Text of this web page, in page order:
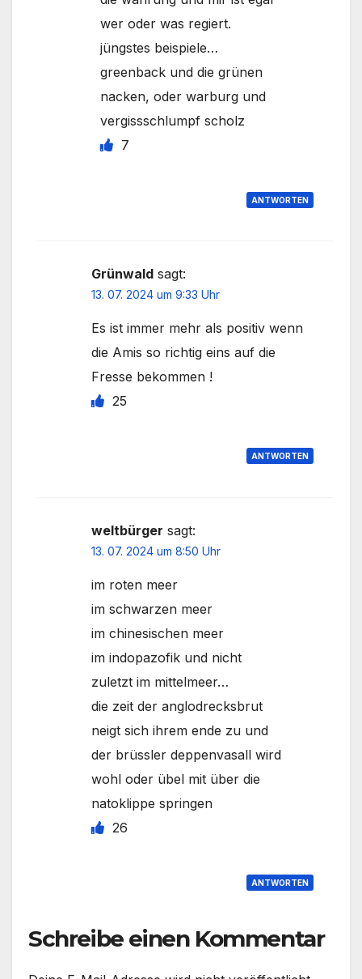
wer oder was regiert.
jüngstes beispiele…
greenback und die grünen
nacken, oder warburg und
vergissschlumpf scholz
7
ANTWORTEN
Grünwald sagt:
13. 07. 2024 um 9:33 Uhr
Es ist immer mehr als positiv wenn
die Amis so richtig eins auf die
Fresse bekommen !
25
ANTWORTEN
weltbürger sagt:
13. 07. 2024 um 8:50 Uhr
im roten meer
im schwarzen meer
im chinesischen meer
im indopazofik und nicht
zuletzt im mittelmeer…
die zeit der anglodrecksbrut
neigt sich ihrem ende zu und
der brüssler deppenvasall wird
wohl oder übel mit über die
natoklippe springen
26
ANTWORTEN
Schreibe einen Kommentar